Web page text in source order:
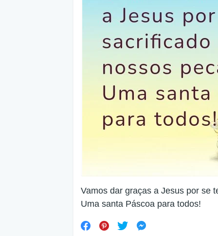
Vamos dar graças a Jesus por se
Uma santa Páscoa para todos!